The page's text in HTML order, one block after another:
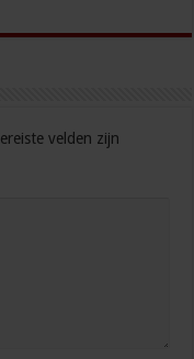
velden zijn